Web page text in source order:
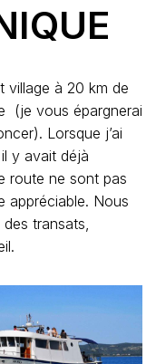
village à 20 km de
(je vous épargnerai
Lorsque j’ai
y avait déjà
route ne sont pas
appréciable. Nous
transats,